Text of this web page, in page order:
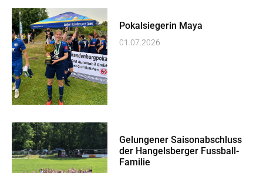
Pokalsiegerin Maya
01.07.2026
Gelungener Saisonabschluss
der Hangelsberger Fussball-
Familie